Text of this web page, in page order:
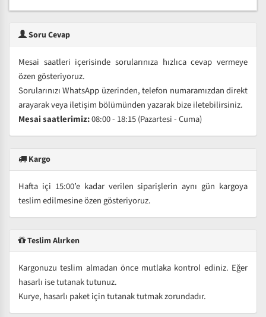
Soru Cevap
Mesai saatleri içerisinde sorularınıza hızlıca cevap vermeye
özen gösteriyoruz.
Sorularınızı WhatsApp üzerinden, telefon numaramızdan direkt
arayarak veya iletişim bölümünden yazarak bize iletebilirsiniz.
Mesai saatlerimiz:08:00 - 18:15 (Pazartesi - Cuma)
Kargo
Hafta içi 15:00’e kadar verilen siparişlerin aynı gün kargoya
teslim edilmesine özen gösteriyoruz.
Teslim Alırken
Kargonuzu teslim almadan önce mutlaka kontrol ediniz. Eğer
hasarlı ise tutanak tutunuz.
Kurye, hasarlı paket için tutanak tutmak zorundadır.